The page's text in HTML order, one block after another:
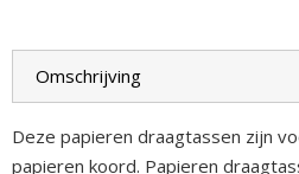
Omschrijving
Deze papieren draagtassen zijn
papieren koord. Papieren